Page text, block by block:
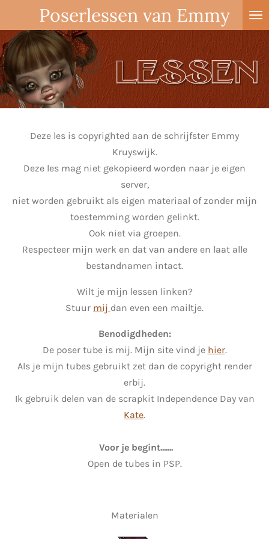
direct
naar
de
hoofdinhoud
Poserlessen van Emmy
Deze les is copyrighted aan de schrijfster Emmy
Kruyswijk.
Deze les mag niet gekopieerd worden naar je eigen
server,
niet worden gebruikt als eigen materiaal of zonder mijn
toestemming worden gelinkt.
Ook niet via groepen.
Respecteer mijn werk en dat van andere en laat alle
bestandnamen intact.
Wilt je mijn lessen linken?
Stuur mij dan even een mailtje.
Benodigdheden:
De poser tube is mij. Mijn site vind je hier.
Als je mijn tubes gebruikt zet dan de copyright render
erbij.
Ik gebruik delen van de scrapkit Independence Day van
Kate.
Voor je begint.......
Open de tubes in PSP.
Materialen